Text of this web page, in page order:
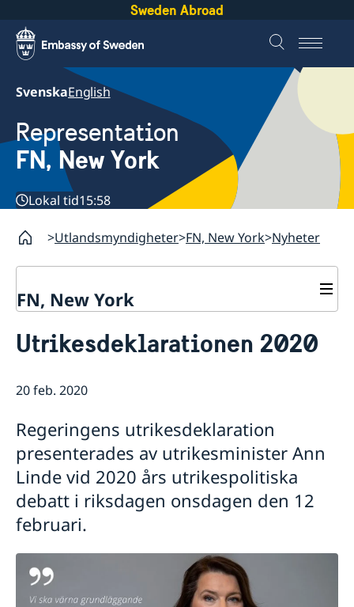
Sweden Abroad
SvenskaEnglish
Representation
FN, New York
Lokal tid15:58
Utlandsmyndigheter FN, New York Nyheter
FN, New York
Våra medarbetare
Handläggare för protokollära och
Kontakt
Regler för praktiktjänstgöring
Sverige i FN
Svenskar i FN
Jobb, praktik och volontärarbete
Möt svenskar i FN
Martin Moks
Sofia Calltorp
Michaela Friberg-Storey
Niklas Skogsjö
Fredrick Lee-Ohlsson
Sarah Hilding der Weduwen
Daniel Roos
Utrikesdeklarationen 2020
20 feb. 2020
Regeringens utrikesdeklaration
presenterades av utrikesminister Ann
Linde vid 2020 års utrikespolitiska
debatt i riksdagen onsdagen den 12
februari.